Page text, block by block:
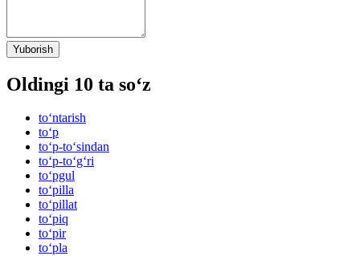
Yuborish
Oldingi 10 ta so‘z
to‘ntarish
to‘p
to‘p-to‘sindan
to‘p-to‘g‘ri
to‘pgul
to‘pilla
to‘pillat
to‘piq
to‘pir
to‘pla